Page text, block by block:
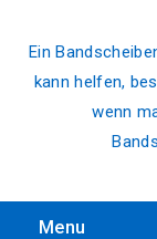
Ein
kann helfen,
wenn
Menu